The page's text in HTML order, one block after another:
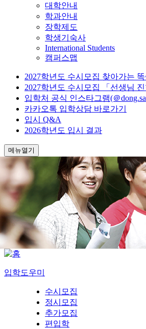
대학안내
학과안내
장학제도
학생기숙사
International Students
캠퍼스맵
2027학년도 수시모집 찾아가는
2027학년도 수시모집 「선생님
입학처 공식 인스타그램(＠
카카오톡 입학상담 바로가기
입시 Q&A
2026학년도 입시 결과
메뉴열기
입학도우미
수시모집
정시모집
추가모집
편입학